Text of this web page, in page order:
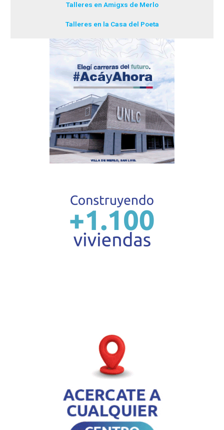
Talleres en Amigxs de Merlo
Talleres en la Casa del Poeta